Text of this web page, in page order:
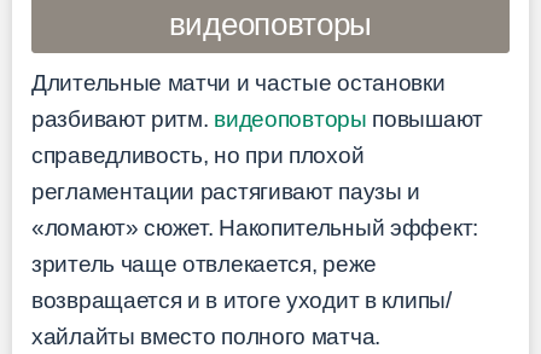
видеоповторы
Длительные матчи и частые остановки
разбивают ритм. видеоповторы повышают
справедливость, но при плохой
регламентации растягивают паузы и
«ломают» сюжет. Накопительный эффект:
зритель чаще отвлекается, реже
возвращается и в итоге уходит в клипы/
хайлайты вместо полного матча.